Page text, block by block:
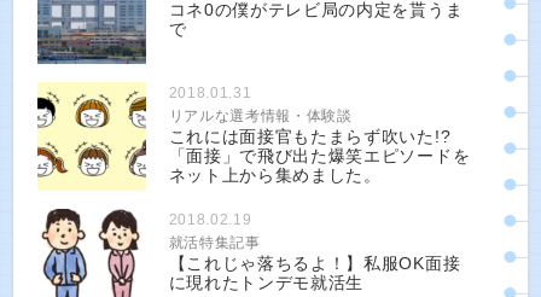
コネ0の僕がテレビ局の内定を貰うま
で
2018.01.31
リアルな選考情報・体験談
これには面接官もたまらず吹いた!?
「面接」で飛び出た爆笑エピソードを
ネット上から集めました。
2018.02.19
就活特集記事
【これじゃ落ちるよ！】私服OK面接
に現れたトンデモ就活生